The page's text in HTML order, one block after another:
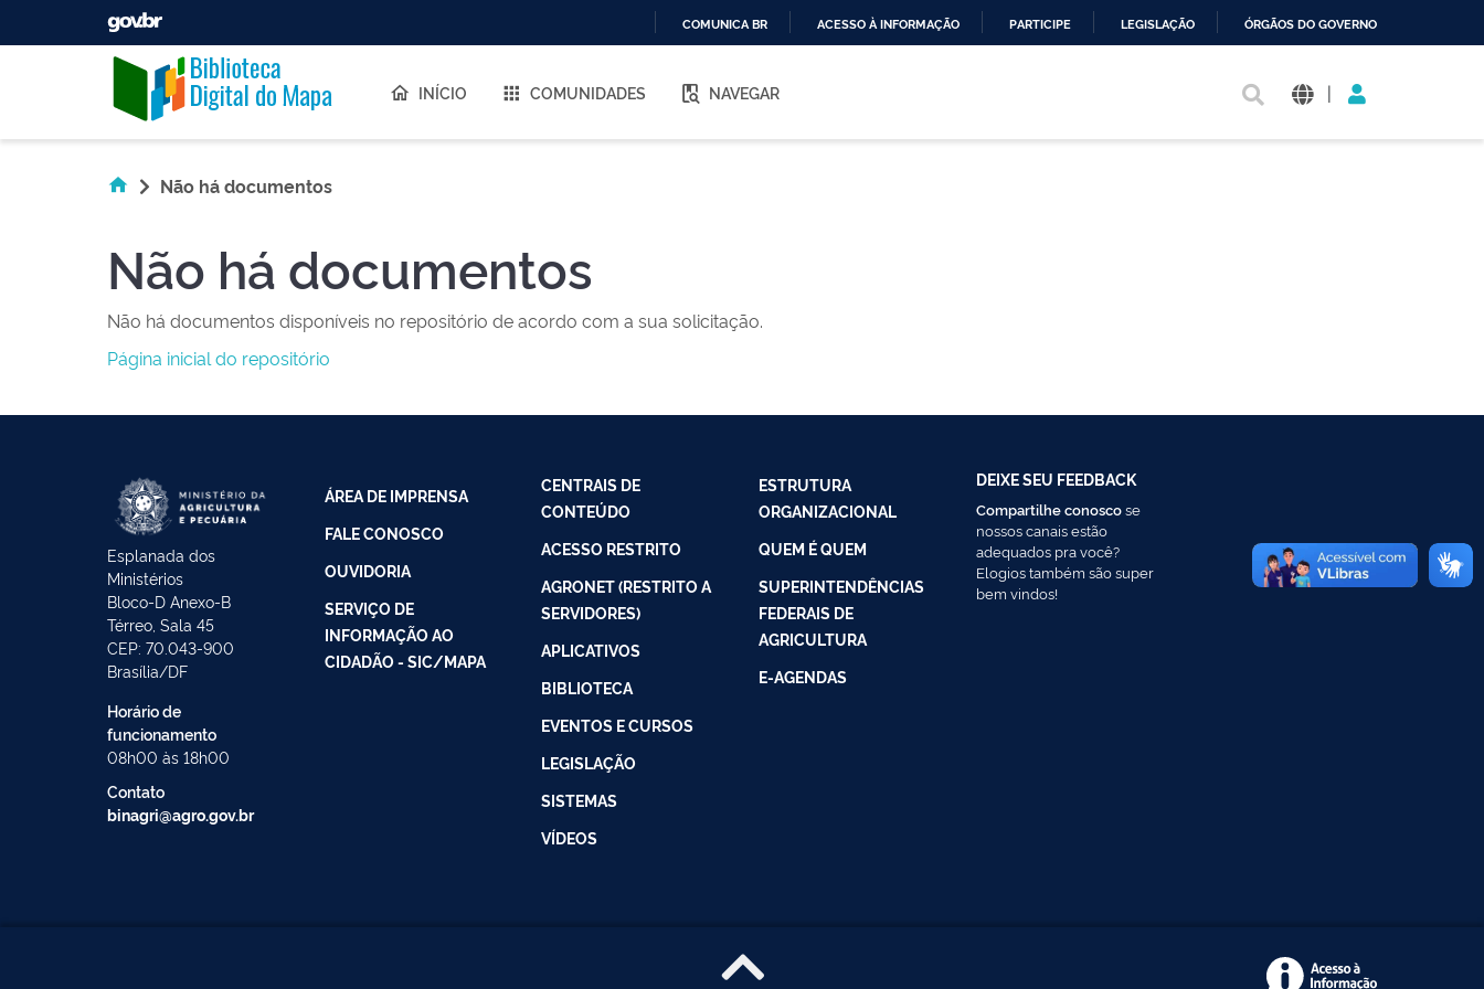
O
COMUNICA BR ACESSO À INFORMAÇÃO PARTICIPE LEGISLAÇÃO ÓRGÃOS DO GOVERNO
Skip navigation
INÍCIO COMUNIDADES NAVEGAR |
Não há documentos
Não há documentos
Não há documentos disponíveis no repositório de acordo com a sua solicitação.
Página inicial do repositório
Esplanada dos
Ministérios
Bloco-D Anexo-B
Térreo, Sala 45
CEP: 70.043-900
Brasília/DF
Horário de
funcionamento
08h00 às 18h00
Contato
binagri@agro.gov.br
ÁREA DE IMPRENSA
FALE CONOSCO
OUVIDORIA
SERVIÇO DE
INFORMAÇÃO AO
CIDADÃO - SIC/MAPA
CENTRAIS DE
CONTEÚDO
ACESSO RESTRITO
AGRONET (RESTRITO A
SERVIDORES)
APLICATIVOS
BIBLIOTECA
EVENTOS E CURSOS
LEGISLAÇÃO
SISTEMAS
VÍDEOS
ESTRUTURA
ORGANIZACIONAL
QUEM É QUEM
SUPERINTENDÊNCIAS
FEDERAIS DE
AGRICULTURA
E-AGENDAS
DEIXE SEU FEEDBACK
Compartilhe conoscose
nossos canais estão
adequados pra você?
Elogios também são super
bem vindos!